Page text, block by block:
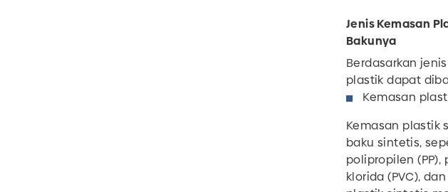
Jenis Kemasan
Bakunya
Berdasarkan
plastik dapat
Kemasan
Kemasan plastik
baku sintetis,
polipropilen (PP),
klorida (PVC),